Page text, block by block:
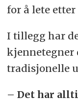
for å lete
I tillegg har
kjennetegner
tradisjonelle
– Det har